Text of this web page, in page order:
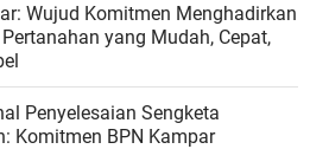
Wujud Komitmen Menghadirkan
yang Mudah, Cepat,
Penyelesaian Sengketa
Komitmen BPN Kampar